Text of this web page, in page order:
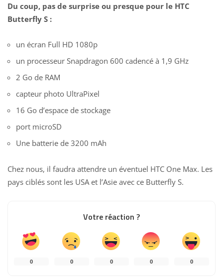
Du coup, pas de surprise ou presque pour le HTC
Butterfly S :
un écran Full HD 1080p
un processeur Snapdragon 600 cadencé à 1,9 GHz
2 Go de RAM
capteur photo UltraPixel
16 Go d’espace de stockage
port microSD
Une batterie de 3200 mAh
Chez nous, il faudra attendre un éventuel HTC One Max. Les
pays ciblés sont les USA et l’Asie avec ce Butterfly S.
Votre réaction ?
0 0 0 0 0